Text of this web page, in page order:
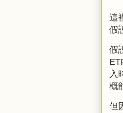
這
假
假
入
概
但